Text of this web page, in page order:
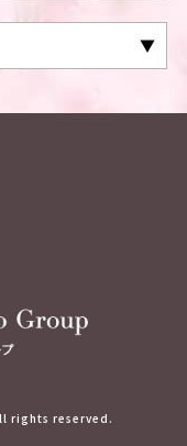
rights reserved.